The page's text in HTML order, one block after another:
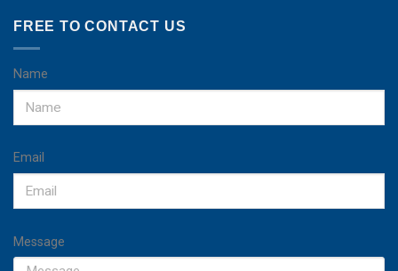
FREE TO CONTACT US
Name
Email
Message